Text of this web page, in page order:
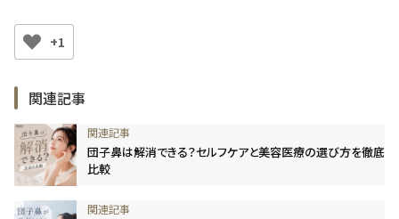
+1
関連記事
団子鼻は解消できる？セルフケアと美容医療の選び方を徹底
比較